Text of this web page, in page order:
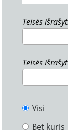
Teisės
Teisės
Visi
Bet kuris